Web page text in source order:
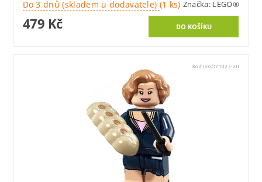
Do 3 dnů (skladem u dodavatele) (1 ks) Značka: LEGO®
479 Kč
Kód:LEGO71022-20